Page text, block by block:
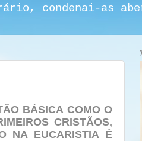
condenai-as
BÁSICA COMO O
CRISTÃOS,
NA EUCARISTIA É